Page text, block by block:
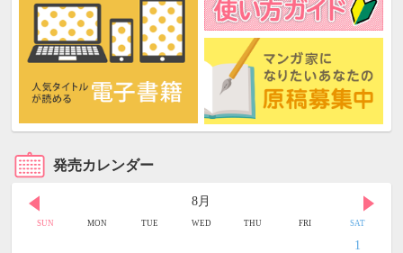
発売カレンダー
8月
SUN MON TUE WED THU FRI SAT
1